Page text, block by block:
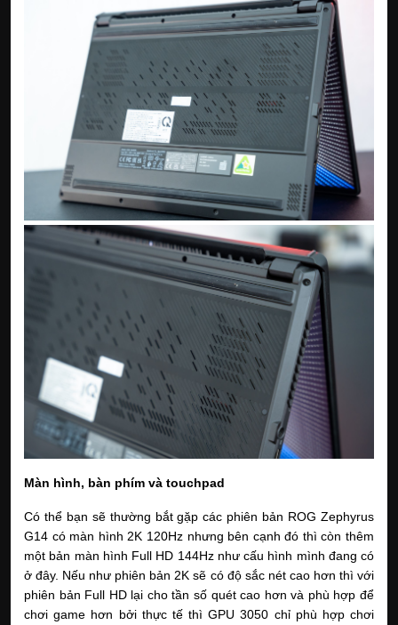
Màn hình, bàn phím và touchpad
Có thể bạn sẽ thường bắt gặp các phiên bản ROG Zephyrus
G14 có màn hình 2K 120Hz nhưng bên cạnh đó thì còn thêm
một bản màn hình Full HD 144Hz như cấu hình mình đang có
ở đây. Nếu như phiên bản 2K sẽ có độ sắc nét cao hơn thì với
phiên bản Full HD lại cho tần số quét cao hơn và phù hợp để
chơi game hơn bởi thực tế thì GPU 3050 chỉ phù hợp chơi